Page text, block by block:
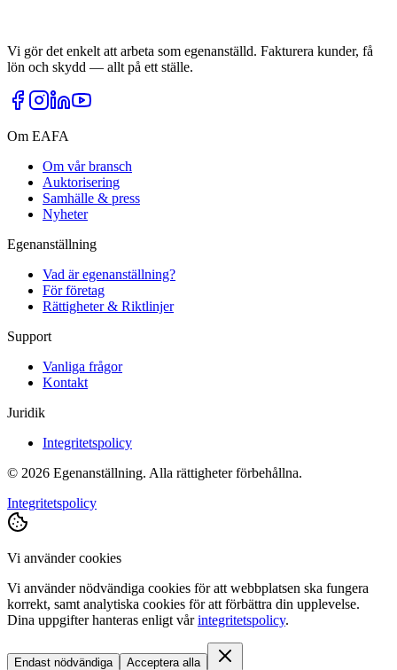
Vi gör det enkelt att arbeta som egenanställd. Fakturera kunder, få
lön och skydd — allt på ett ställe.
Om EAFA
Om vår bransch
Auktorisering
Samhälle & press
Nyheter
Egenanställning
Vad är egenanställning?
För företag
Rättigheter & Riktlinjer
Support
Vanliga frågor
Kontakt
Juridik
Integritetspolicy
© 2026 Egenanställning. Alla rättigheter förbehållna.
Integritetspolicy
Vi använder cookies
Vi använder nödvändiga cookies för att webbplatsen ska fungera
korrekt, samt analytiska cookies för att förbättra din upplevelse.
Dina uppgifter hanteras enligt vår integritetspolicy.
Endast nödvändiga Acceptera alla